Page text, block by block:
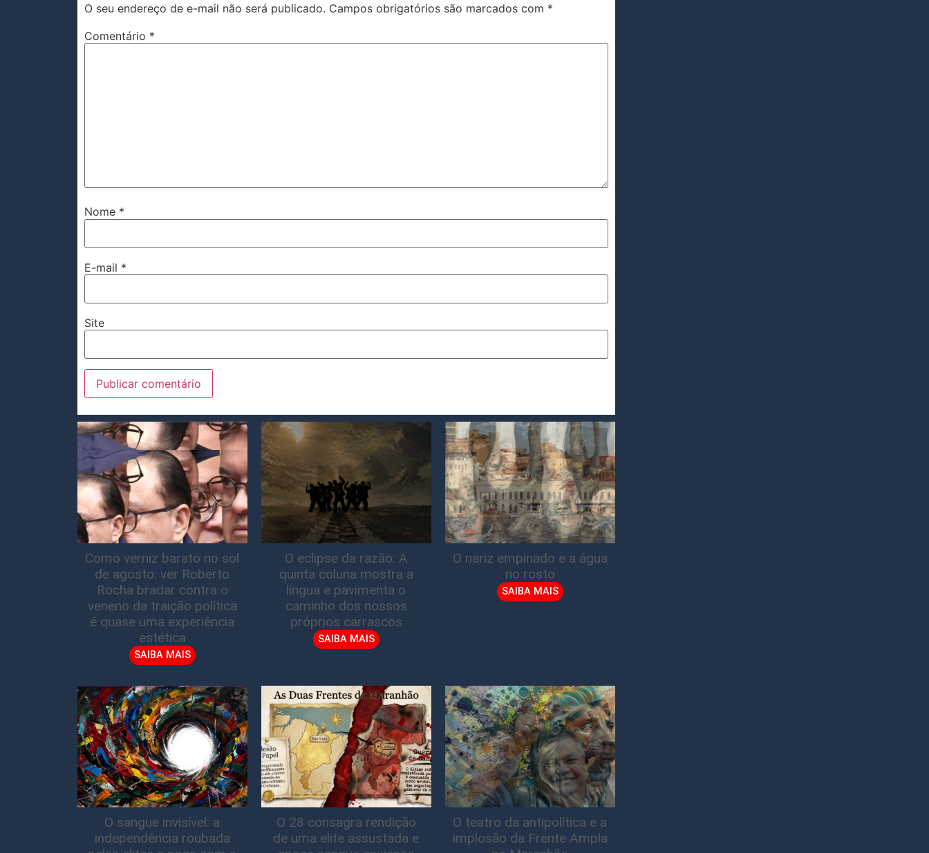
O seu endereço de e-mail não será publicado. Campos obrigatórios são marcados com *
Comentário *
Nome *
E-mail *
Site
Como verniz barato no sol
de agosto: ver Roberto
Rocha bradar contra o
veneno da traição política
é quase uma experiência
estética
SAIBA MAIS
O eclipse da razão: A
quinta coluna mostra a
língua e pavimenta o
caminho dos nossos
próprios carrascos
SAIBA MAIS
O nariz empinado e a água
no rosto
SAIBA MAIS
O sangue invisível: a
independência roubada
O 28 consagra rendição
de uma elite assustada e
O teatro da antipolítica e a
implosão da Frente Ampla